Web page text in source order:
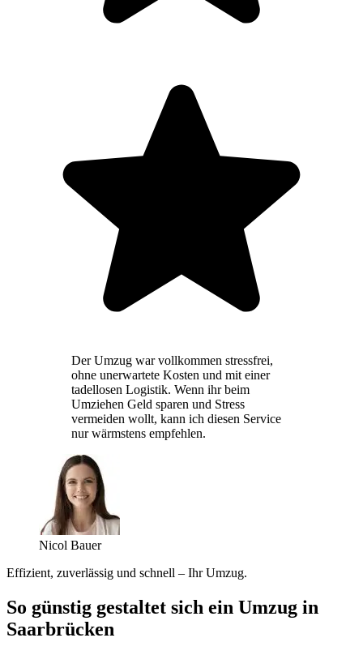
Der Umzug war vollkommen stressfrei,
ohne unerwartete Kosten und mit einer
tadellosen Logistik. Wenn ihr beim
Umziehen Geld sparen und Stress
vermeiden wollt, kann ich diesen Service
nur wärmstens empfehlen.
Nicol Bauer
Effizient, zuverlässig und schnell – Ihr Umzug.
So günstig gestaltet sich ein Umzug in
Saarbrücken